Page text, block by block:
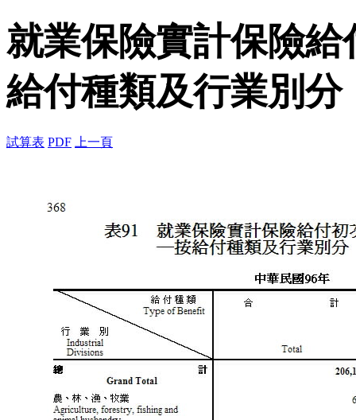
就業保險實計保險
給付種類及行業別分
試算表 PDF 上一頁